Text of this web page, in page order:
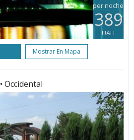
per noche
389
UAH
Mostrar En Mapa
• Occidental